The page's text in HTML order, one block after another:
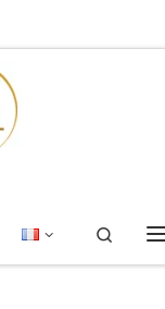
Search